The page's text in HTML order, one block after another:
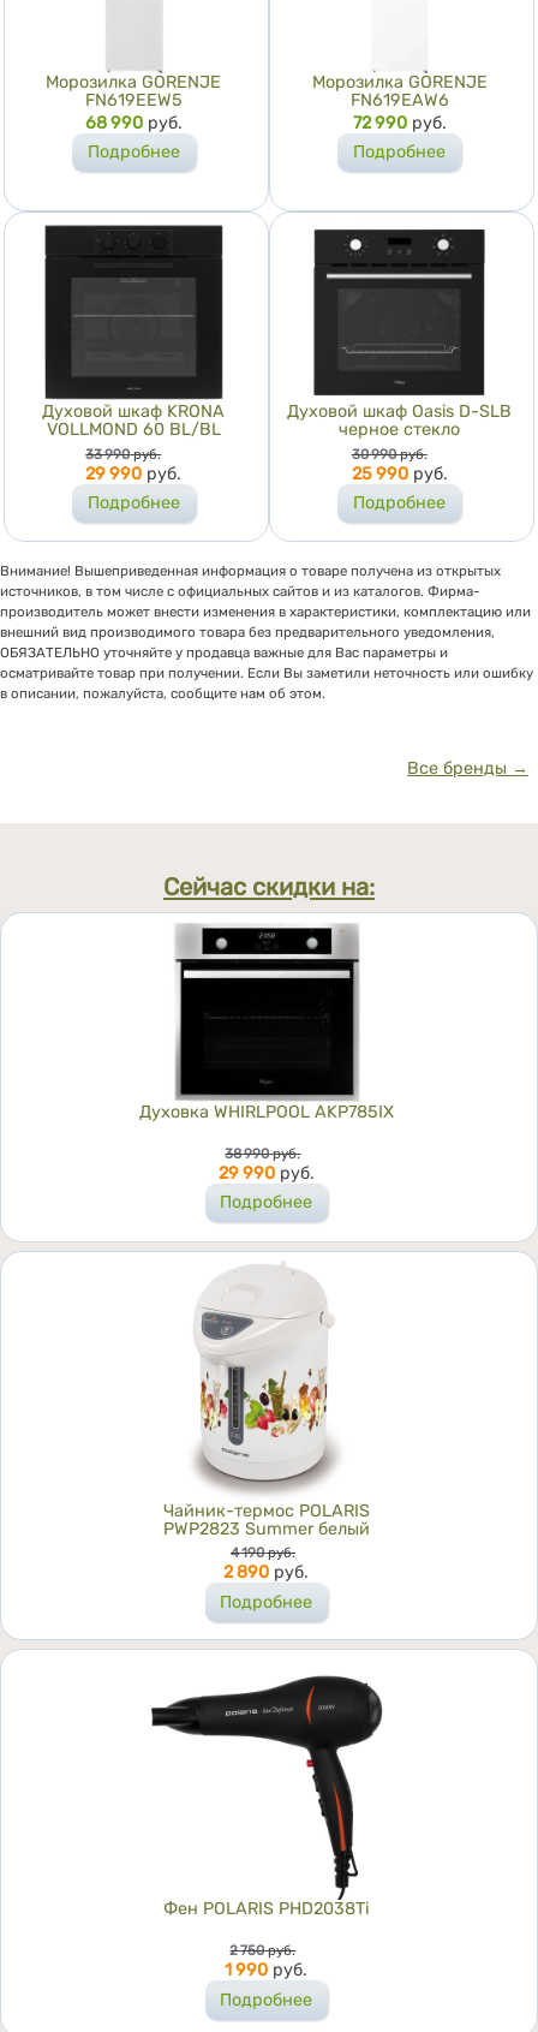
Морозилка GORENJE
FN619EEW5
Цена
68 990 руб.
Подробнее
Морозилка GORENJE
FN619EAW6
Цена
72 990 руб.
Подробнее
Духовой шкаф KRONA
VOLLMOND 60 BL/BL
Цена
33 990 руб.
29 990 руб.
Подробнее
Духовой шкаф Oasis D-SLB
черное стекло
Цена
30 990 руб.
25 990 руб.
Подробнее
Внимание! Вышеприведенная информация о товаре получена из открытых
источников, в том числе с официальных сайтов и из каталогов. Фирма-
производитель может внести изменения в характеристики, комплектацию или
внешний вид производимого товара без предварительного уведомления,
ОБЯЗАТЕЛЬНО уточняйте у продавца важные для Вас параметры и
осматривайте товар при получении. Если Вы заметили неточность или ошибку
в описании, пожалуйста, сообщите нам об этом.
Все бренды →
Сейчас скидки на:
Духовка WHIRLPOOL AKP785IX
Цена
38 990 руб.
29 990 руб.
Подробнее
Чайник-термос POLARIS
PWP2823 Summer белый
Цена
4 190 руб.
2 890 руб.
Подробнее
Фен POLARIS PHD2038Ti
Цена
2 750 руб.
1 990 руб.
Подробнее